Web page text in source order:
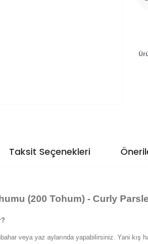
Taksit Seçenekleri
(200 Tohum) - Curly
veya yaz aylarında yapabilirsiniz. Yani